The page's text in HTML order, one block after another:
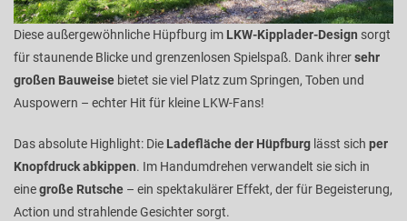
Diese außergewöhnliche Hüpfburg im LKW-Kipplader-Design sorgt
für staunende Blicke und grenzenlosen Spielspaß. Dank ihrersehr
großen Bauweise bietet sie viel Platz zum Springen, Toben und
Auspowern – echter Hit für kleine LKW-Fans!
Das absolute Highlight: Die Ladefläche der Hüpfburg lässt sich per
Knopfdruck abkippen. Im Handumdrehen verwandelt sie sich in
einegroße Rutsche – ein spektakulärer Effekt, der für Begeisterung,
Action und strahlende Gesichter sorgt.